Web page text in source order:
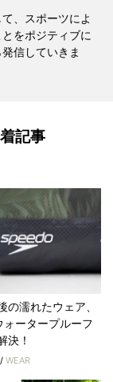
、スポーツによ
をポジティブに
信していきま
記事
の濡れたウェア、
ータープルーフ
決！
/WEAR